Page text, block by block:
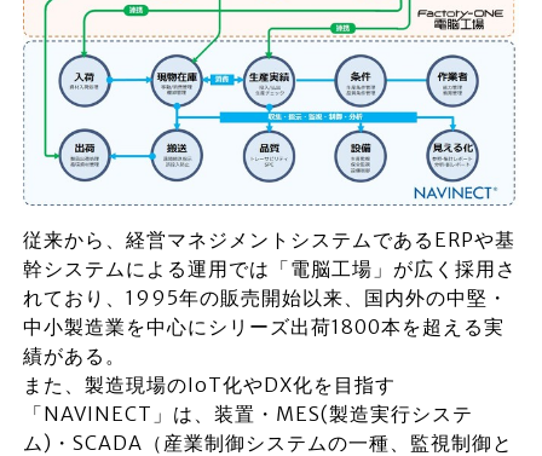
従来から、経営マネジメントシステムであるERPや基
幹システムによる運用では「電脳工場」が広く採用さ
れており、1995年の販売開始以来、国内外の中堅・
中小製造業を中心にシリーズ出荷1800本を超える実
績がある。
また、製造現場のIoT化やDX化を目指す
「NAVINECT」は、装置・MES(製造実行システ
ム)・SCADA（産業制御システムの一種、監視制御と